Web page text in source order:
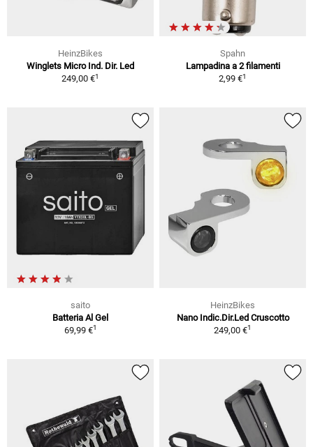
HeinzBikes
Winglets Micro Ind. Dir. Led
249,00 €1
Spahn
Lampadina a 2 filamenti
2,99 €1
saito
Batteria Al Gel
69,99 €1
HeinzBikes
Nano Indic.Dir.Led Cruscotto
249,00 €1